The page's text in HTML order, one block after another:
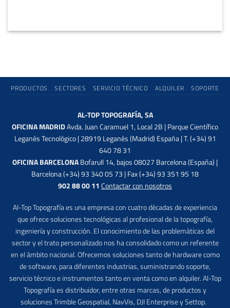
PRODUCTOS SECTORES SERVICIO TÉCNICO ALQUILER SOPORTE
AL-TOP TOPOGRAFÍA, SA
OFICINA MADRIDAvda. Juan Caramuel 1, Local 2B | Parque Científico
Leganés Tecnológico | 28919 Leganés (Madrid) España | T. (+34) 91
640 78 31
OFICINA BARCELONABofarull 14, bajos 08027 Barcelona (España) |
Barcelona (+34) 93 340 05 73 | Fax (+34) 93 351 95 18
902 88 00 11 Contactar con nosotros
Al-Top Topografía es una empresa con cuatro décadas de experiencia
que ofrece soluciones tecnológicas al profesional de la topografía,
ingeniería y construcción. El conocimiento de las problemáticas del
sector y el trato personalizado nos ha consolidado como un referente
en el ámbito nacional. Ofrecemos soluciones tanto de hardware como
de software, para diferentes industrias, suministrando soporte,
servicio técnico e instrumentos tanto en venta como en alquiler. Al-Top
Topografía es distribuidor, entre otras marcas, de productos y
soluciones Trimble Geospatial, NavVis, DJI Enterprise y Settop.